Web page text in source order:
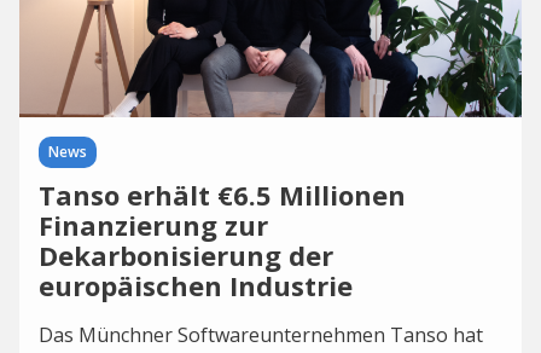
News
Tanso erhält €6.5 Millionen
Finanzierung zur
Dekarbonisierung der
europäischen Industrie
Das Münchner Softwareunternehmen Tanso hat